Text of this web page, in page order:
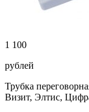
1 100
рублей
Трубка
Визит, Элтис,